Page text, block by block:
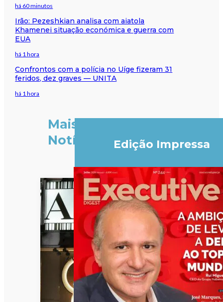
há 60 minutos
Irão: Pezeshkian analisa com aiatola
Khamenei situação económica e guerra com
EUA
há 1 hora
Confrontos com a polícia no Uíge fizeram 31
feridos, dez graves — UNITA
há 1 hora
Mais
Notícias
Edição Impressa